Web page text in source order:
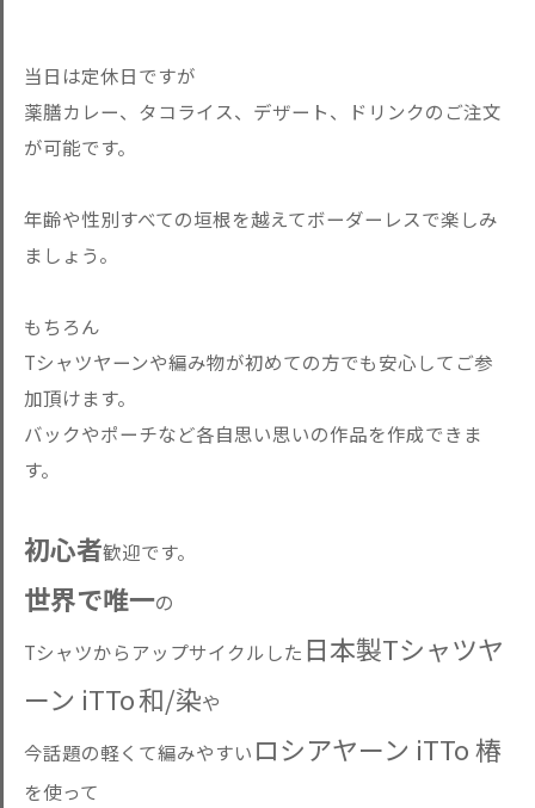
当日は定休日ですが
薬膳カレー、タコライス、デザート、ドリンクのご注文
が可能です。
年齢や性別すべての垣根を越えてボーダーレスで楽しみ
ましょう。
もちろん
Tシャツヤーンや編み物が初めての方でも安心してご参
加頂けます。
バックやポーチなど各自思い思いの作品を作成できま
す。
初心者歓迎です。
世界で唯一の
Tシャツからアップサイクルした 日本製Tシャツヤ
ーン iTTo和/染や
今話題の軽くて編みやすい ロシアヤーン iTTo 椿
を使って